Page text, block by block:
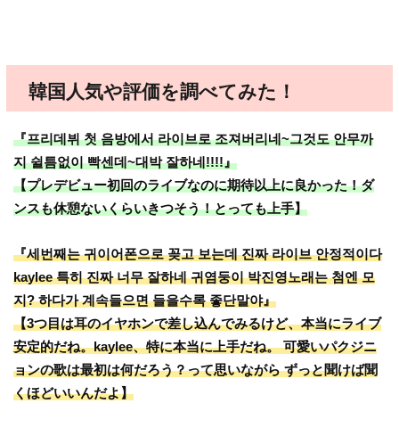
韓国人気や評価を調べてみた！
『프리데뷔 첫 음방에서 라이브로 조져버리네~그것도 안무까
지 쉴틈없이 빡센데~대박 잘하네!!!!』
【プレデビュー初回のライブなのに期待以上に良かった！ダ
ンスも休憩ないくらいきつそう！とっても上手】
『세번째는 귀이어폰으로 꽂고 보는데 진짜 라이브 안정적이다
kaylee 특히 진짜 너무 잘하네 귀염둥이 박진영노래는 첨엔 모
지? 하다가 계속들으면 들을수록 좋단말야』
【3つ目は耳のイヤホンで差し込んでみるけど、本当にライブ
安定的だね。kaylee、特に本当に上手だね。 可愛いパクジニ
ョンの歌は最初は何だろう？って思いながら ずっと聞けば聞
くほどいいんだよ】